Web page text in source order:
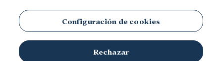
Investigación y becas
Configuración de cookies
Rechazar